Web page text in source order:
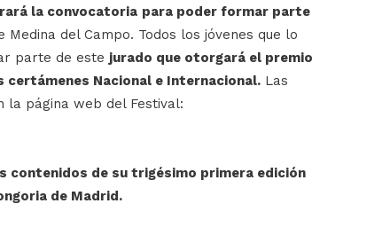
la convocatoria para poder formar parte
Medina del Campo. Todos los jóvenes que lo
parte de este jurado que otorgará el premio
Nacional e Internacional. Las
la página web del Festival:
contenidos de su trigésimo primera edición
de Madrid.